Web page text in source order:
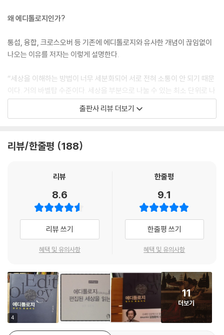
김정주에게는 뭔가 특별한 게 있다. 함께 대화하다 보면 자주 황당해진다.
지 아예 까먹는 경우도 많다. 말끝도 대충 얼버무린다. 생각이 날아다녀서
그렇다. 천재의 생각은 날아다닌다. 그러나 그 날아다니는 생각을 현실에
잡아내 구체화했다. 바로 그것이 그의 특별함이다. 김정주의 아날로그적
삶도 날아다닌다. 전화하면 어제는 서울, 오늘은 홍콩, 내일은 일본, 스페
인, 남아공, 뉴욕이다. 사는 곳은 제주도다.
날아다니는 생각은 천재의 특징이기도 하지만 ‘또라이’의 특징이기도 하
음으로 다시 돌아갈 수 있다. 그러나 또라이는 그렇지 못하다. 생각이 그냥
오늘날 컴퓨터를 사용할 수 있게 되면서 보통사람들도 천재처럼 생각할 수
있게 되었다. 신이 일부 천재들에게만 부여한 ‘날아다니는 생각’을 이제 보
통사람들도 할 수 있게 되었다는 말이다. 바로 ‘쥐’ 때문이다. 그건 컴퓨터
의 ‘마우스’다. 역사상 처음으로 인간은 생각을 날게 하는 도구를 갖게 된
것이다.
곳으로 날아간다. 방금 전의 맥락과는 전혀 상관없는 곳이다. 이건 엄청난
혁명이다. 그런데 아무도 마우스 이야기를 하지 않는다. 클릭하면 날아가
는 것을 아주 당연하게 생각한다. 클릭했는데 다른 곳으로 바로 안 넘어가
고 버벅대면 이젠 아주 신경질까지 낸다.
--- p. 52~54
왜 에디톨로지인가?
통섭, 융합, 크로스오버 등 기존에 에디톨로지와 유사한 개념이 끊임없이
나오는 이유를 저자는 이렇게 설명한다.
“세상을 이해하는 방법이 너무 세분화되어 서로 전혀 소통이 안 되기 때문
이다. 거의 바벨탑 수준이다. 세상을 부분으로 나눌 수 있는 최소 단위로 나
누고, 각 부분을 자세히 분석하면 전체를 이해할 수 있으리라 생각했던 근
대의 해석학은 그 한계를 드러낸 지 이미 오래다. 오늘날 통섭, 융합을 부르
합은 너무 어깨에 힘이 들어갔다. 뭐 그럴듯해 보이기는 하는데, 자세히 들
척 힘들다. 자연과학자와 인문학자가 그저 마주 보며 폼 잡고 앉아 있다고
적이며 주체적인 편집 행위에 관한 설명이다.”
편집의 시대가 왔다. 에디톨로지 하라!
“민주주의에는 자유롭고 건강한 언론이 중요하다. 뉴스를 모으고 편집하
는 조직이 그 어느 때보다 중요하다. 나는 미국이 블로거들의 세상이 되는
다.”스티브 잡스의 말이다. 21세기 가장 창조적인 인물로 손꼽히는 그의 탁
월한 능력 역시 따지고 보면 ‘편집 능력’이다. 아는 것이 힘인 시대는 지났
다. ‘정보의 바다’에서 초딩 ‘지식인’들이 헤엄치는 세상이다. 정보의 홍수
속에서 양질의 정보를 선별하고, 그것을 바탕으로 새로운 지식을 생산해낼
줄 알아야 한다. 바로 ‘지식 편집’이다. 저자가 제시하는 에디톨로지(edit+
ology)는 이렇듯 편집을 통해 새로움을 창조하는 방법론이다.
출판사 리뷰 더보기
리뷰/한줄평 188
리뷰
8.6
리뷰 쓰기
혜택 및 유의사항
한줄평
9.1
한줄평 쓰기
혜택 및 유의사항
4
11
더보기